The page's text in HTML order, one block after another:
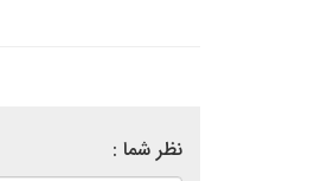
نظر شما :